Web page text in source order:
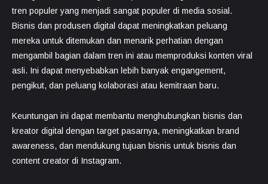
tren populer yang menjadi sangat populer di media sosial.
Bisnis dan produsen digital dapat meningkatkan peluang
mereka untuk ditemukan dan menarik perhatian dengan
mengambil bagian dalam tren ini atau memproduksi konten viral
asli. Ini dapat menyebabkan lebih banyak engangement,
pengikut, dan peluang kolaborasi atau kemitraan baru.
Keuntungan ini dapat membantu menghubungkan bisnis dan
kreator digital dengan target pasarnya, meningkatkan brand
awareness, dan mendukung tujuan bisnis untuk bisnis dan
content creator di Instagram.